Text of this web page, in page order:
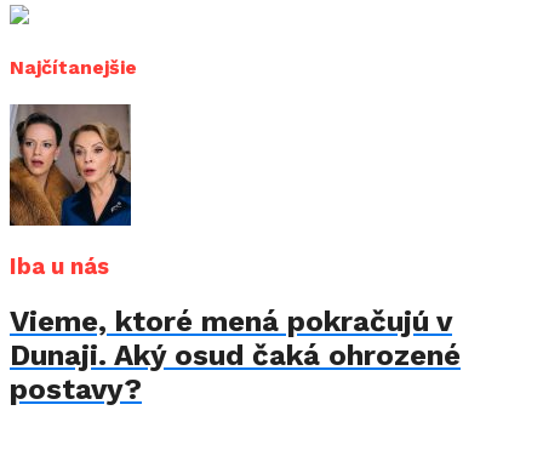
Najčítanejšie
Iba u nás
Vieme, ktoré mená pokračujú v
Dunaji. Aký osud čaká ohrozené
postavy?